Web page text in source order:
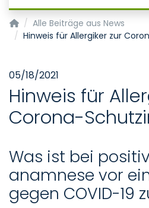
Aachener Comprehensive
Alle Beiträge aus News
Hinweis für Allergiker zur
05/18/2021
Hinweis für
Corona-
Was ist bei
ana­mne­se vor
ge­gen CO­VID-19